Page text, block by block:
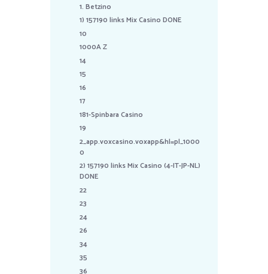
1. Betzino
1) 157190 links Mix Casino DONE
10
1000A Z
14
15
16
17
181-Spinbara Casino
19
2_app.voxcasino.voxapp&hl=pl_1000
0
2) 157190 links Mix Casino (4-IT-JP-NL)
DONE
22
23
24
26
34
35
36